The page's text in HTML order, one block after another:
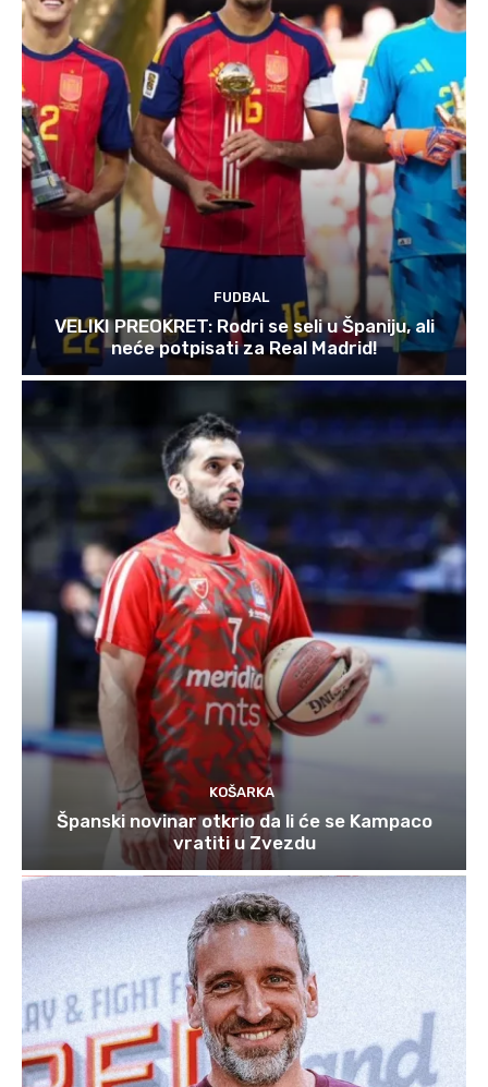
FUDBAL
VELIKI PREOKRET: Rodri se seli u Španiju, ali
neće potpisati za Real Madrid!
KOŠARKA
Španski novinar otkrio da li će se Kampaco
vratiti u Zvezdu